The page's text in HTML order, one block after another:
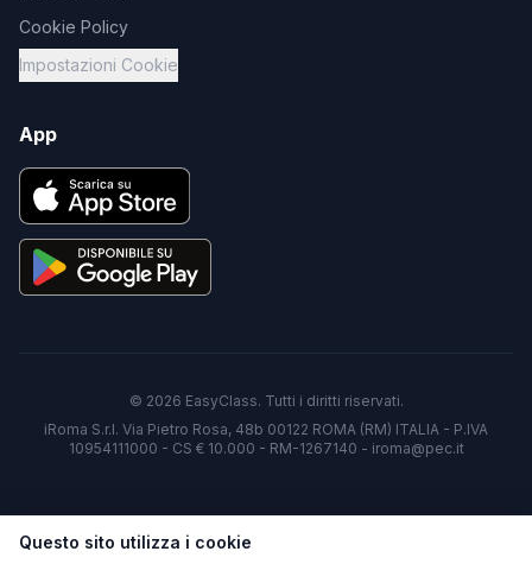
Questo sito utilizza i cookie
Cookie Policy
Impostazioni Cookie
App
© 2026 EasyClass. Tutti i diritti riservati.
iRoma S.r.l. Via Pietro Rosa, 48b 00122 ROMA (RM) ITALIA - P.IVA
10954111000 - CS € 10.000 - RM-1267140 - iroma@pec.it